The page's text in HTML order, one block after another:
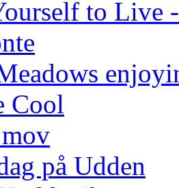
to Live -
Cool
på Udden